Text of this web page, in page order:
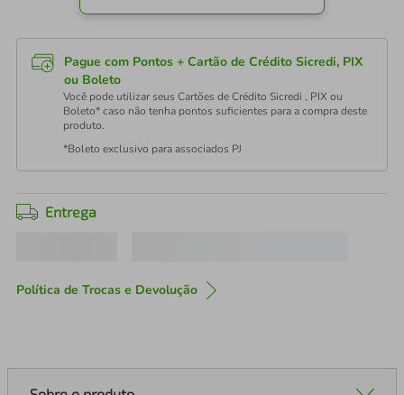
Pague com Pontos + Cartão de Crédito Sicredi, PIX
ou Boleto
Você pode utilizar seus Cartões de Crédito Sicredi , PIX ou
Boleto* caso não tenha pontos suficientes para a compra deste
produto.
*Boleto exclusivo para associados PJ
Entrega
Política de Trocas e Devolução